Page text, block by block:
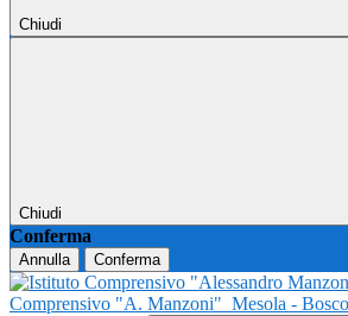
Chiudi
Chiudi
Conferma
Annulla Conferma
Comprensivo "A. Manzoni" Mesola -